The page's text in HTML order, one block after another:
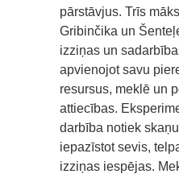
pārstāvjus. Trīs
Gribinčika un
izziņas un
apvienojot savu
resursus, meklē un
attiecības.
darbība notiek
iepazīstot sevis,
izziņas iespējas.